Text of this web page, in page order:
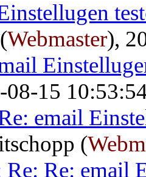
Webmaster),
08-15
email
(
Re: Re: email